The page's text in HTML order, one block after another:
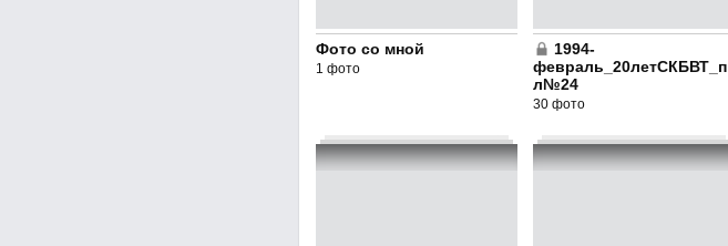
Фото со мной
1 фото
1994-
февраль_20летСКБВТ_п
л№24
30 фото